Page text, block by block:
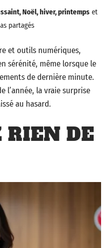
Noël, hiver, printemps et
partagés
et outils numériques,
sérénité, même lorsque le
de dernière minute.
l’année, la vraie surprise
au hasard.
RIEN DE